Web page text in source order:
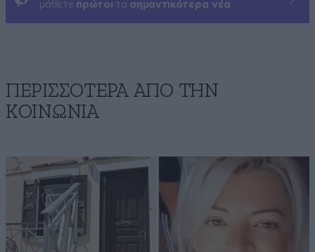
μάθετε πρώτοι τα σημαντικότερα νέα
ΠΕΡΙΣΣΟΤΕΡΑ ΑΠΟ ΤΗΝ
ΚΟΙΝΩΝΙΑ